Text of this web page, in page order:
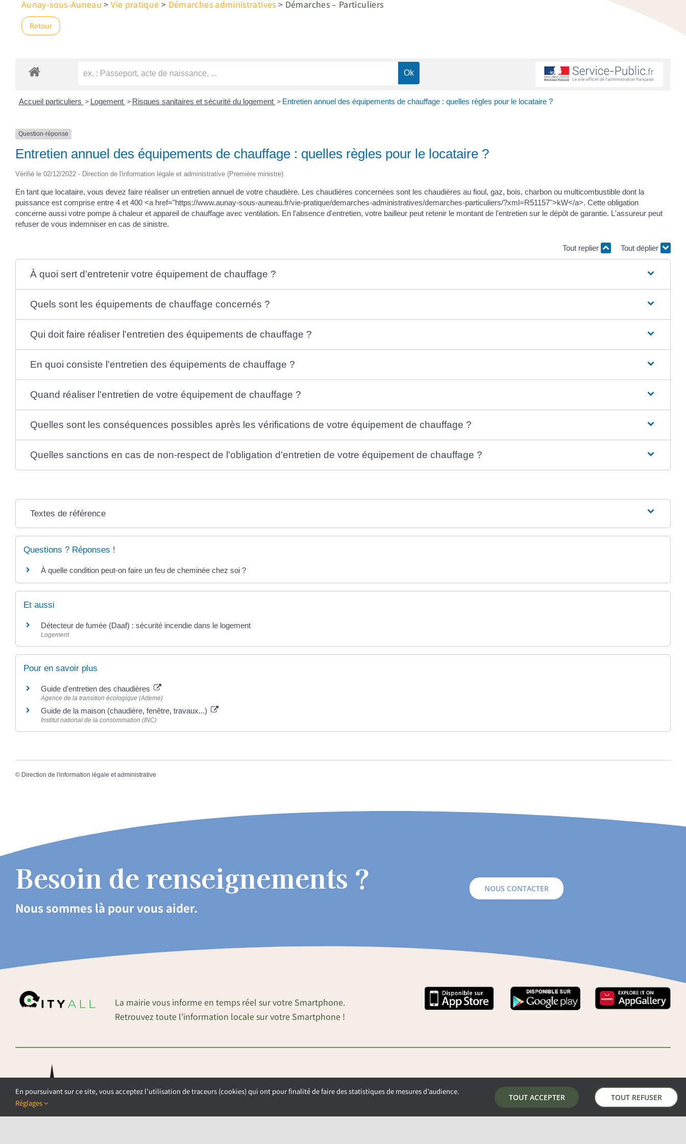
Aunay-sous-Auneau >Vie pratique > Démarches administratives > Démarches – Particuliers
Retour
Accueil particuliers > Logement > Risques sanitaires et sécurité du logement > Entretien annuel des équipements de chauffage : quelles règles pour le locataire ?
Question-réponse
Entretien annuel des équipements de chauffage : quelles règles pour le locataire ?
Vérifié le 02/12/2022 - Direction de l'information légale et administrative (Première ministre)
En tant que locataire, vous devez faire réaliser un entretien annuel de votre chaudière. Les chaudières concernées sont les chaudières au fioul, gaz, bois, charbon ou multicombustible dont la
puissance est comprise entre 4 et 400 <a href="https://www.aunay-sous-auneau.fr/vie-pratique/demarches-administratives/demarches-particuliers/?xml=R51157">kW</a>. Cette obligation
concerne aussi votre pompe à chaleur et appareil de chauffage avec ventilation. En l'absence d'entretien, votre bailleur peut retenir le montant de l'entretien sur le dépôt de garantie. L'assureur peut
refuser de vous indemniser en cas de sinistre.
Tout replier Tout déplier
À quoi sert d'entretenir votre équipement de chauffage ?
Quels sont les équipements de chauffage concernés ?
Qui doit faire réaliser l'entretien des équipements de chauffage ?
En quoi consiste l'entretien des équipements de chauffage ?
Quand réaliser l'entretien de votre équipement de chauffage ?
Quelles sont les conséquences possibles après les vérifications de votre équipement de chauffage ?
Quelles sanctions en cas de non-respect de l'obligation d'entretien de votre équipement de chauffage ?
Textes de référence
Questions ? Réponses !
À quelle condition peut-on faire un feu de cheminée chez soi ?
Et aussi
Détecteur de fumée (Daaf) : sécurité incendie dans le logement
Logement
Pour en savoir plus
Guide d'entretien des chaudières
Agence de la transition écologique (Ademe)
Guide de la maison (chaudière, fenêtre, travaux...)
Institut national de la consommation (INC)
© Direction de l'information légale et administrative
Besoin de renseignements ?
Nous sommes là pour vous aider.
NOUS CONTACTER
La mairie vous informe en temps réel sur votre Smartphone.
Retrouvez toute l’information locale sur votre Smartphone !
OUVERTURE DE LA MAIRIE LA MAIRIE DE AUNAY-SOUS-AUNEAU
5 place de la mairie, 28700 Aunay-Sous-Auneau
En poursuivant sur ce site, vous acceptez l’utilisation de traceurs (cookies) qui ont pour finalité de faire des statistiques de mesures d’audience.
Réglages
TOUT ACCEPTER TOUT REFUSER